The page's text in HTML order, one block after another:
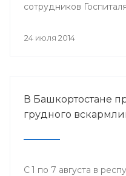
сотрудников
24 июля 2014
В Башкортостане
грудного
С 1 по 7 августа в